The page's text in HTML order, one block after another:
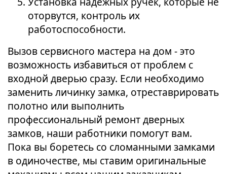
оторвутся, контроль их
работоспособности.
Вызов сервисного мастера на дом - это
возможность избавиться от проблем с
входной дверью сразу. Если необходимо
заменить личинку замка, отреставрировать
полотно или выполнить
профессиональный ремонт дверных
замков, наши работники помогут вам.
Пока вы боретесь со сломанными замками
в одиночестве, мы ставим оригинальные